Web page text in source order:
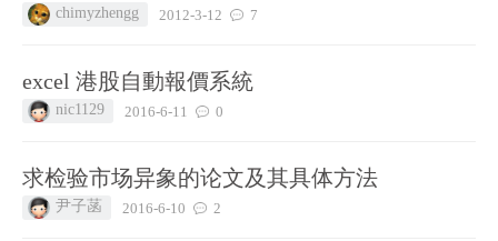
chimyzhengg 2012-3-12 7
excel 港股自動報價系統
nic1129 2016-6-11 0
求检验市场异象的论文及其具体方法
尹子菡 2016-6-10 2